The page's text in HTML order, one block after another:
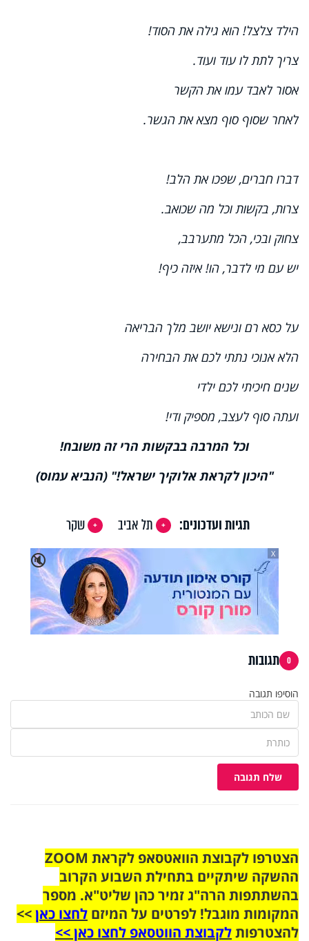
הילד צלצל! הוא גילה את הסוד!
צריך לתת לו עוד ועוד.
אסור לאבד עמו את הקשר
לאחר שסוף סוף מצא את הגשר.
דברו חברים, שפכו את הלב!
צרות, בקשות וכל מה שכואב.
צחוק ובכי, הכל מתערבב,
יש עם מי לדבר, הו! איזה כיף!
על כסא רם ונישא יושב מלך הבריאה
הלא אנוכי נתתי לכם את הבחירה
שנים חיכיתי לכם ילדי
ועתה סוף לעצב, מספיק ודי!
וכל המרבה בבקשות הרי זה משובח!
"היכון לקראת אלוקיך ישראל!" (הנביא עמוס)
תגיות ועדכונים: תל אביב
שקר
🔇
X
0 תגובות
הוסיפו תגובה
שלח תגובה
הצטרפו לקבוצת הוואטסאפ לקראת ZOOM
ההשקה שיתקיים בתחילת השבוע הקרוב
בהשתתפות הרה"ג זמיר כהן שליט"א. מספר
המקומות מוגבל! לפרטים על המיזם לחצו כאן>>
להצטרפותלקבוצת הווטסאפ לחצו כאן >>